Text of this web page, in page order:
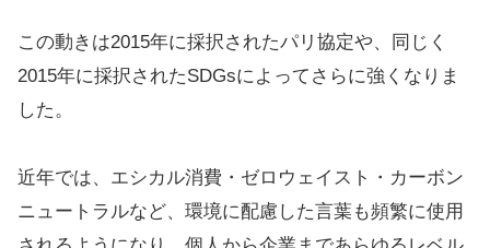
この動きは2015年に採択されたパリ協定や、同じく
2015年に採択されたSDGsによってさらに強くなりま
した。
近年では、エシカル消費・ゼロウェイスト・カーボン
ニュートラルなど、環境に配慮した言葉も頻繁に使用